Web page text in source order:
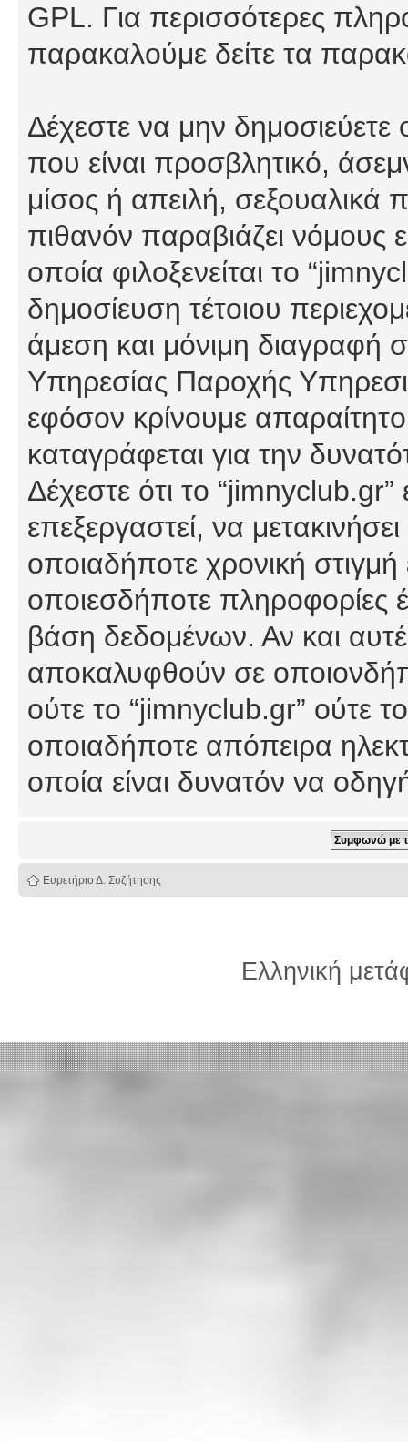
GPL. Για περισσότερες
παρακαλούμε δείτε τα
Δέχεστε να μην
που είναι προσβλητικό,
μίσος ή απειλή, σεξουαλικά
πιθανόν παραβιάζει νόμους
οποία φιλοξενείται το
δημοσίευση τέτοιου
άμεση και μόνιμη διαγραφή
Υπηρεσίας Παροχής
εφόσον κρίνουμε
καταγράφεται για την
Δέχεστε ότι το
επεξεργαστεί, να
οποιαδήποτε χρονική στιγμή
οποιεσδήποτε πληροφορίες
βάση δεδομένων. Αν και
αποκαλυφθούν σε
ούτε το “jimnyclub.gr” ούτε
οποιαδήποτε απόπειρα
οποία είναι δυνατόν να
Ευρετήριο Δ. Συζήτησης
Ελληνική